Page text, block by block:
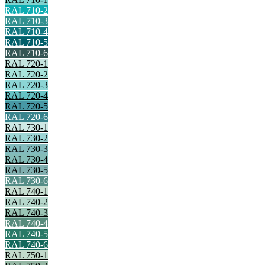
RAL 710-2
RAL 710-3
RAL 710-4
RAL 710-5
RAL 710-6
RAL 720-1
RAL 720-2
RAL 720-3
RAL 720-4
RAL 720-5
RAL 720-6
RAL 730-1
RAL 730-2
RAL 730-3
RAL 730-4
RAL 730-5
RAL 730-6
RAL 740-1
RAL 740-2
RAL 740-3
RAL 740-4
RAL 740-5
RAL 740-6
RAL 750-1